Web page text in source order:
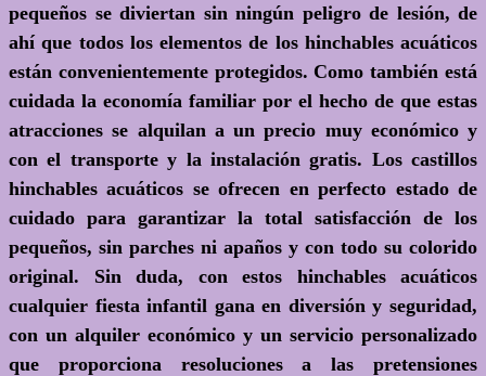
pequeños se diviertan sin ningún peligro de lesión, de
ahí que todos los elementos de los hinchables acuáticos
están convenientemente protegidos. Como también está
cuidada la economía familiar por el hecho de que estas
atracciones se alquilan a un precio muy económico y
con el transporte y la instalación gratis. Los castillos
hinchables acuáticos se ofrecen en perfecto estado de
cuidado para garantizar la total satisfacción de los
pequeños, sin parches ni apaños y con todo su colorido
original. Sin duda, con estos hinchables acuáticos
cualquier fiesta infantil gana en diversión y seguridad,
con un alquiler económico y un servicio personalizado
que proporciona resoluciones a las pretensiones